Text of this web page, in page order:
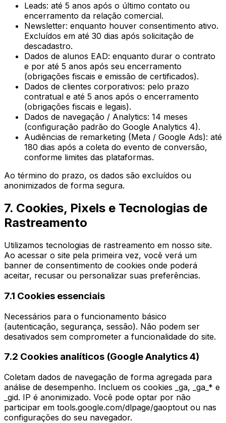
Leads: até 5 anos após o último contato ou
encerramento da relação comercial.
Newsletter: enquanto houver consentimento ativo.
Excluídos em até 30 dias após solicitação de
descadastro.
Dados de alunos EAD: enquanto durar o contrato
e por até 5 anos após seu encerramento
(obrigações fiscais e emissão de certificados).
Dados de clientes corporativos: pelo prazo
contratual e até 5 anos após o encerramento
(obrigações fiscais e legais).
Dados de navegação / Analytics: 14 meses
(configuração padrão do Google Analytics 4).
Audiências de remarketing (Meta / Google Ads): até
180 dias após a coleta do evento de conversão,
conforme limites das plataformas.
Ao término do prazo, os dados são excluídos ou
anonimizados de forma segura.
7. Cookies, Pixels e Tecnologias de
Rastreamento
Utilizamos tecnologias de rastreamento em nosso site.
Ao acessar o site pela primeira vez, você verá um
banner de consentimento de cookies onde poderá
aceitar, recusar ou personalizar suas preferências.
7.1 Cookies essenciais
Necessários para o funcionamento básico
(autenticação, segurança, sessão). Não podem ser
desativados sem comprometer a funcionalidade do site.
7.2 Cookies analíticos (Google Analytics 4)
Coletam dados de navegação de forma agregada para
análise de desempenho. Incluem os cookies _ga, _ga_* e
_gid. IP é anonimizado. Você pode optar por não
participar em tools.google.com/dlpage/gaoptout ou nas
configurações do seu navegador.